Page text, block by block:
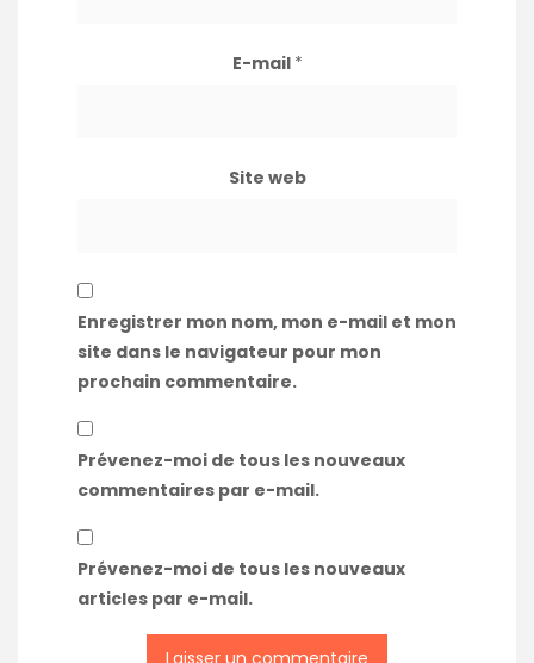
E-mail *
Site web
Enregistrer mon nom, mon e-mail et mon
site dans le navigateur pour mon
prochain commentaire.
Prévenez-moi de tous les nouveaux
commentaires par e-mail.
Prévenez-moi de tous les nouveaux
articles par e-mail.